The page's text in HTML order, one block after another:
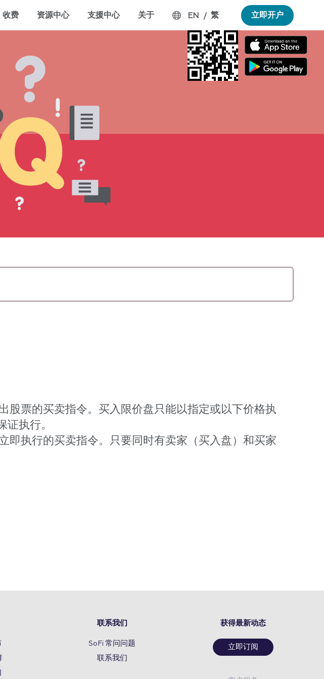
收费 资源中心 支援中心 关于 EN / 繁 立即开户
股票的买卖指令。买入限价盘只能以指定或以下价格执
执行。
即执行的买卖指令。只要同时有卖家（买入盘）和买家
联系我们
SoFi 常问问题
联系我们
获得最新动态
立即订阅